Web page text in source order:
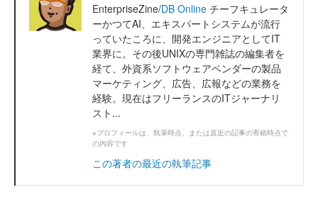
EnterpriseZine/DB Online チーフキュレータ
ーかつてAI、エキスパートシステムが流行
っていたころに、開発エンジニアとしてIT
業界に。その後UNIXの専門雑誌の編集者を
経て、外資系ソフトウェアベンダーの製品
マーケティング、広告、広報などの業務を
経験。現在はフリーランスのITジャーナリ
スト...
※プロフィールは、執筆時点、または直近の記事の寄稿時点で
の内容です
この著者の最近の執筆記事